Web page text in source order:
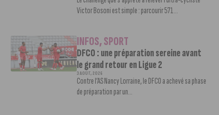
Victor Bosoni est simple : parcourir 571...
INFOS,SPORT
DFCO : une préparation sereine avant
le grand retour en Ligue 2
3 AOÛT, 2026
Contre l’AS Nancy Lorraine, le DFCO a achevé sa phase
de préparation par un...